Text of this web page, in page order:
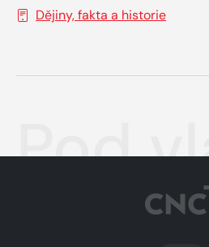
Dějiny, fakta a historie
Pod